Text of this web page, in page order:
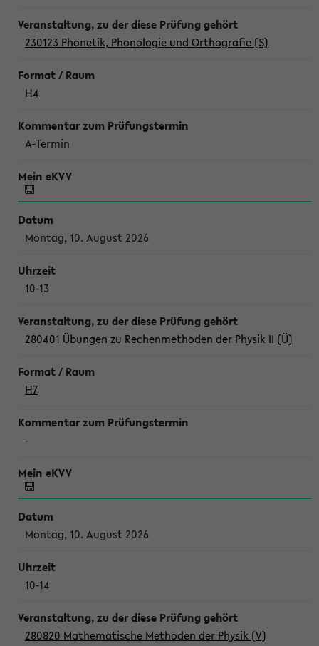
230123 Phonetik, Phonologie und Orthografie (S)
H4
A-Termin
Montag, 10. August 2026
10-13
280401 Übungen zu Rechenmethoden der Physik II (Ü)
H7
-
Montag, 10. August 2026
10-14
280820 Mathematische Methoden der Physik (V)